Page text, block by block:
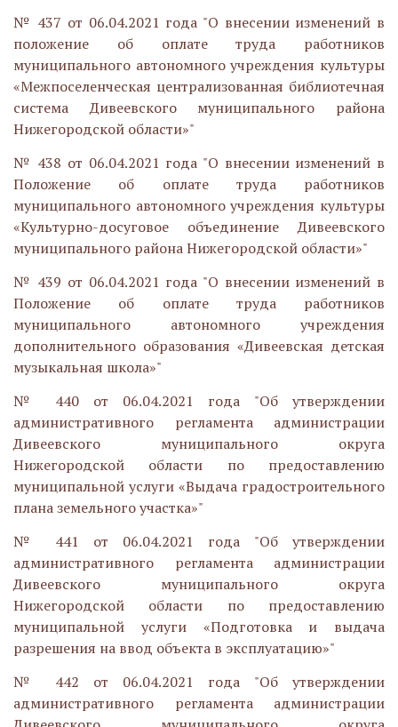
№ 437 от 06.04.2021 года "О внесении изменений в
положение об оплате труда работников
муниципального автономного учреждения культуры
«Межпоселенческая централизованная библиотечная
система Дивеевского муниципального района
Нижегородской области»"
№ 438 от 06.04.2021 года "О внесении изменений в
Положение об оплате труда работников
муниципального автономного учреждения культуры
«Культурно-досуговое объединение Дивеевского
муниципального района Нижегородской области»"
№ 439 от 06.04.2021 года "О внесении изменений в
Положение об оплате труда работников
муниципального автономного учреждения
дополнительного образования «Дивеевская детская
музыкальная школа»"
№ 440 от 06.04.2021 года "Об утверждении
административного регламента администрации
Дивеевского муниципального округа
Нижегородской области по предоставлению
муниципальной услуги «Выдача градостроительного
плана земельного участка»"
№ 441 от 06.04.2021 года "Об утверждении
административного регламента администрации
Дивеевского муниципального округа
Нижегородской области по предоставлению
муниципальной услуги «Подготовка и выдача
разрешения на ввод объекта в эксплуатацию»"
№ 442 от 06.04.2021 года "Об утверждении
административного регламента администрации